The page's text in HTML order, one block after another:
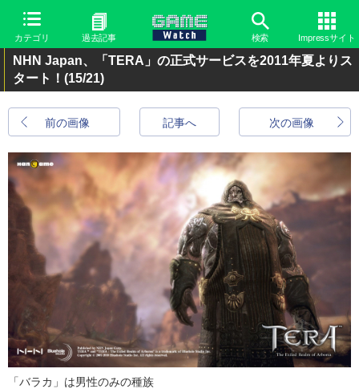
カテゴリ 過去記事 検索 Impressサイト
NHN Japan、「TERA」の正式サービスを2011年夏よりス
タート！ (15/21)
前の画像 次の画像
記事へ
「バラカ」は男性のみの種族